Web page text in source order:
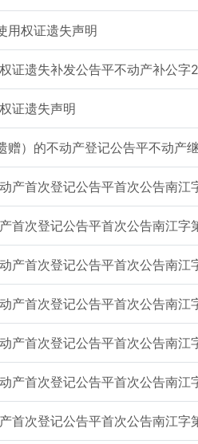
用权证遗失声明
证遗失补发公告平不动产补公字
证遗失声明
赠）的不动产登记公告平不动产
产首次登记公告平首次公告南江
首次登记公告平首次公告南江字
产首次登记公告平首次公告南江
产首次登记公告平首次公告南江
产首次登记公告平首次公告南江
产首次登记公告平首次公告南江
首次登记公告平首次公告南江字